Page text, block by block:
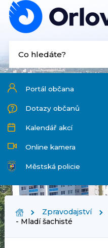
Portál občana
Dotazy občanů
Kalendář akcí
Online kamera
Městská policie
Zpravodajství
- Mladí šachisté